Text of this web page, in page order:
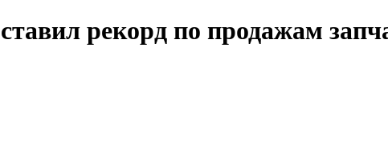
рекорд по продажам